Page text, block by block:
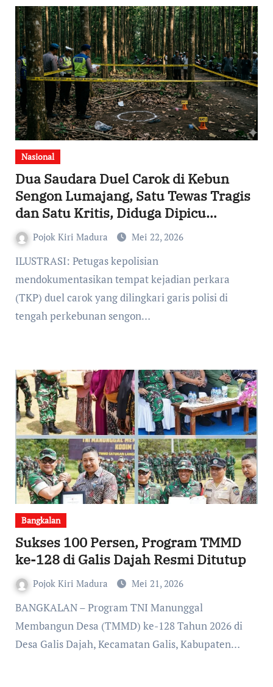
Nasional
Dua Saudara Duel Carok di Kebun
Sengon Lumajang, Satu Tewas Tragis
dan Satu Kritis, Diduga Dipicu
Rebutan Daun Nangka
Pojok Kiri Madura Mei 22, 2026
ILUSTRASI: Petugas kepolisian
mendokumentasikan tempat kejadian perkara
(TKP) duel carok yang dilingkari garis polisi di
tengah perkebunan sengon…
Bangkalan
Sukses 100 Persen, Program TMMD
ke-128 di Galis Dajah Resmi Ditutup
Pojok Kiri Madura Mei 21, 2026
BANGKALAN – Program TNI Manunggal
Membangun Desa (TMMD) ke-128 Tahun 2026 di
Desa Galis Dajah, Kecamatan Galis, Kabupaten…